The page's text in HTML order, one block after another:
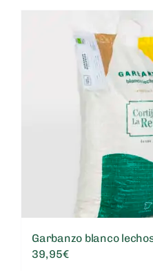
Garbanzo blanco
39,95€